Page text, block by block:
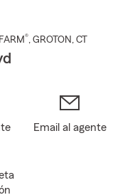
®, GROTON , CT
Email al agente